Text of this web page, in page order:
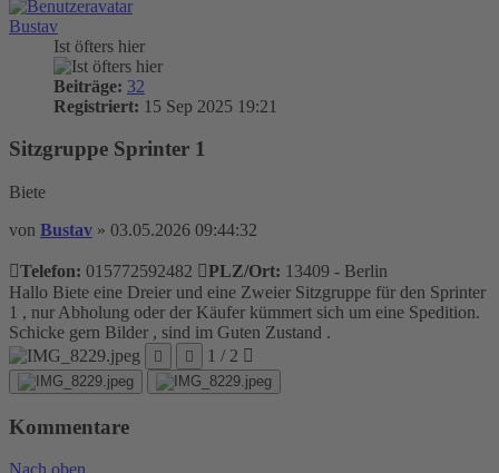
Bustav
Ist öfters hier
Beiträge: 32
Registriert: 15 Sep 2025 19:21
Sitzgruppe Sprinter 1
Biete
von Bustav » 03.05.2026 09:44:32
Telefon: 015772592482 PLZ/Ort: 13409 - Berlin
Hallo Biete eine Dreier und eine Zweier Sitzgruppe für den Sprinter
1 , nur Abholung oder der Käufer kümmert sich um eine Spedition.
Schicke gern Bilder , sind im Guten Zustand .
1 / 2
Kommentare